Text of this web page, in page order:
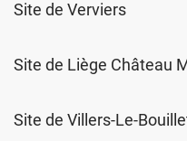
Site de Verviers
Site de Liège Château
Site de Villers-Le-